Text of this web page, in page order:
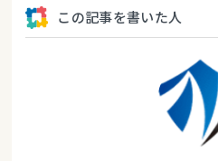
この記事を書いた人